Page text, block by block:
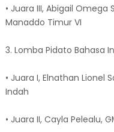
• Juara III, Abigail Omega
Manaddo Timur VI
3. Lomba Pidato Bahasa
• Juara I, Elnathan Lionel
Indah
• Juara II, Cayla Pelealu,